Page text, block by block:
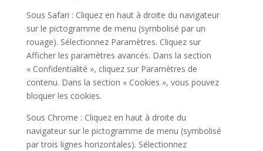
Sous Safari : Cliquez en haut à droite du navigateur
sur le pictogramme de menu (symbolisé par un
rouage). Sélectionnez Paramètres. Cliquez sur
Afficher les paramètres avancés. Dans la section
« Confidentialité », cliquez sur Paramètres de
contenu. Dans la section « Cookies », vous pouvez
bloquer les cookies.
Sous Chrome : Cliquez en haut à droite du
navigateur sur le pictogramme de menu (symbolisé
par trois lignes horizontales). Sélectionnez